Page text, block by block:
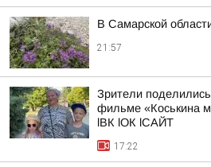
В Самарской
21:57
Зрители
фильме «Коськина
lВК lОК lСАЙТ
17:22